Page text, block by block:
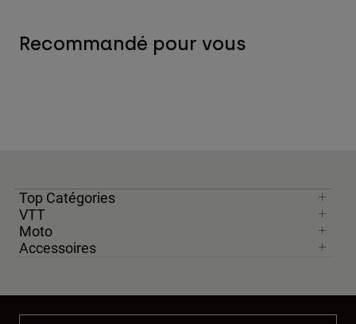
Recommandé pour vous
Top Catégories
VTT
Moto
Accessoires